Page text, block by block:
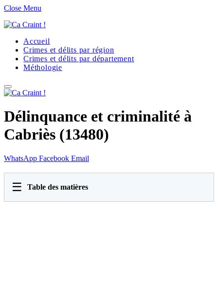
Close Menu
Accueil
Crimes et délits par région
Crimes et délits par département
Méthologie
Délinquance et criminalité à
Cabriès (13480)
WhatsApp Facebook Email
☰ Table des matières